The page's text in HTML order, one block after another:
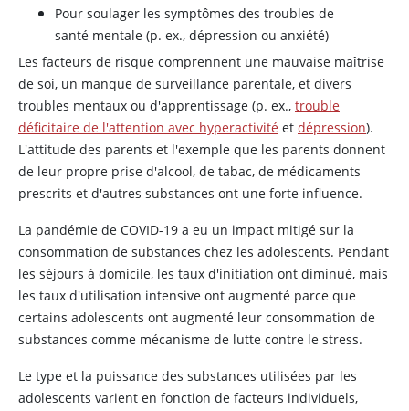
Pour soulager les symptômes des troubles de
santé mentale (p. ex., dépression ou anxiété)
Les facteurs de risque comprennent une mauvaise maîtrise
de soi, un manque de surveillance parentale, et divers
troubles mentaux ou d'apprentissage (p. ex., trouble
déficitaire de l'attention avec hyperactivité et dépression).
L'attitude des parents et l'exemple que les parents donnent
de leur propre prise d'alcool, de tabac, de médicaments
prescrits et d'autres substances ont une forte influence.
La pandémie de COVID-19 a eu un impact mitigé sur la
consommation de substances chez les adolescents. Pendant
les séjours à domicile, les taux d'initiation ont diminué, mais
les taux d'utilisation intensive ont augmenté parce que
certains adolescents ont augmenté leur consommation de
substances comme mécanisme de lutte contre le stress.
Le type et la puissance des substances utilisées par les
adolescents varient en fonction de facteurs individuels,